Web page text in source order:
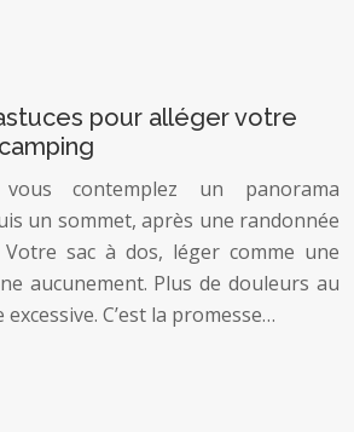
pour alléger votre
contemplez un panorama
un sommet, après une randonnée
sac à dos, léger comme une
aucunement. Plus de douleurs au
C’est la promesse…